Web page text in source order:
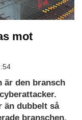
mot
är den bransch
än dubbelt så
branschen.